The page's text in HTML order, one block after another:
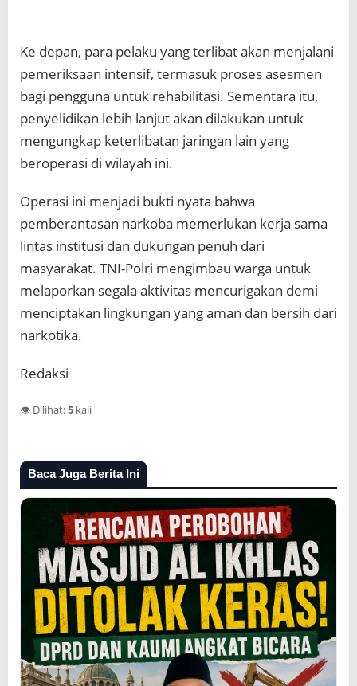
Ke depan, para pelaku yang terlibat akan menjalani
pemeriksaan intensif, termasuk proses asesmen
bagi pengguna untuk rehabilitasi. Sementara itu,
penyelidikan lebih lanjut akan dilakukan untuk
mengungkap keterlibatan jaringan lain yang
beroperasi di wilayah ini.
Operasi ini menjadi bukti nyata bahwa
pemberantasan narkoba memerlukan kerja sama
lintas institusi dan dukungan penuh dari
masyarakat. TNI-Polri mengimbau warga untuk
melaporkan segala aktivitas mencurigakan demi
menciptakan lingkungan yang aman dan bersih dari
narkotika.
Redaksi
👁️ Dilihat:5 kali
Baca Juga Berita Ini